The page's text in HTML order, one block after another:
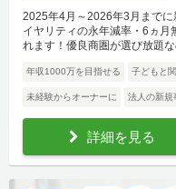
2025年4月～2026年3月まで
イヤリティの永年減率・6ヵ月
れます！優良商圏が選び放題
年収1000万を目指せる 子どもと
未経験からオーナーに 法人の新規
詳細を見る